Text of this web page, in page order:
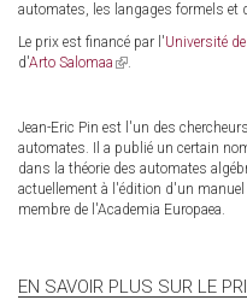
automates, les langages formels et
Le prix est financé par l'Université
d'Arto Salomaa (link
.
Jean-Eric Pin est l'un des
automates. Il a publié un certain
dans la théorie des automates
actuellement à l'édition d'un
membre de l'Academia Europaea.
EN SAVOIR PLUS SUR LE